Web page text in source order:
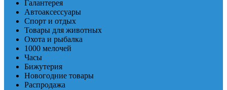
Галантерея
Автоаксессуары
Спорт и отдых
Товары для животных
Охота и рыбалка
1000 мелочей
Часы
Бижутерия
Новогодние товары
Распродажа